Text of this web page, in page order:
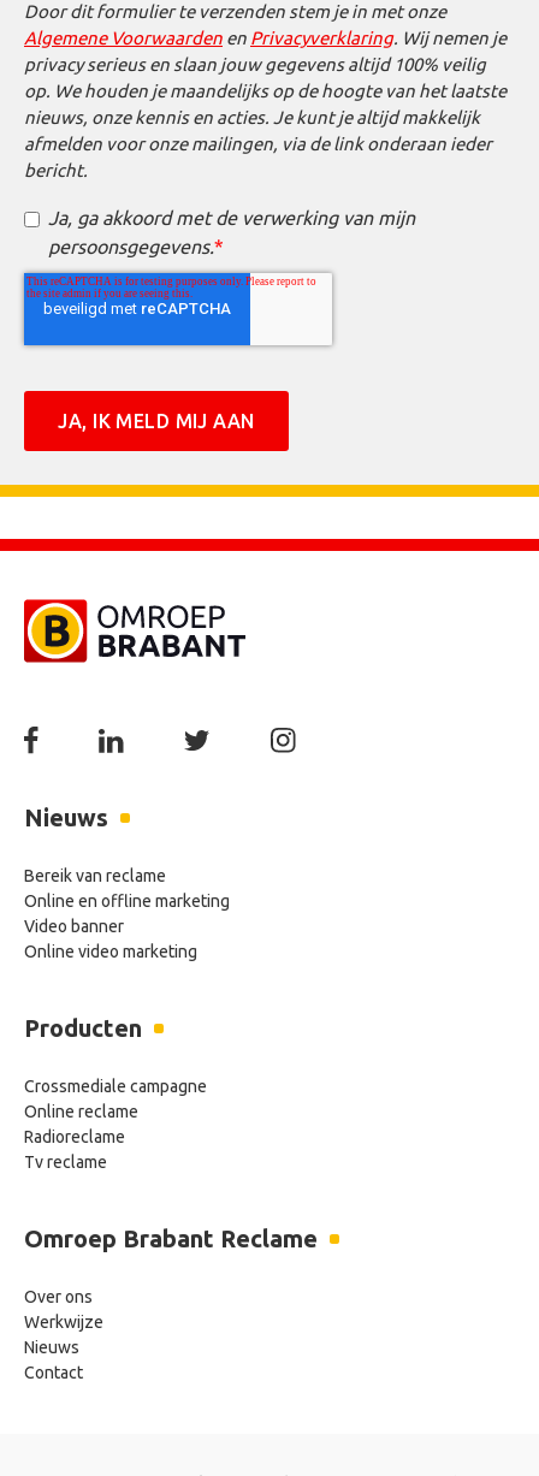
Door dit formulier te verzenden stem je in met onze
Algemene Voorwaarden en Privacyverklaring. Wij nemen je
privacy serieus en slaan jouw gegevens altijd 100% veilig
op. We houden je maandelijks op de hoogte van het laatste
nieuws, onze kennis en acties. Je kunt je altijd makkelijk
afmelden voor onze mailingen, via de link onderaan ieder
bericht.
Ja, ga akkoord met de verwerking van mijn
persoonsgegevens.*
Nieuws
Bereik van reclame
Online en offline marketing
Video banner
Online video marketing
Producten
Crossmediale campagne
Online reclame
Radioreclame
Tv reclame
Omroep Brabant Reclame
Over ons
Werkwijze
Nieuws
Contact